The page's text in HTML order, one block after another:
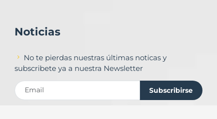
Noticias
No te pierdas nuestras últimas noticas y
subscribete ya a nuestra Newsletter
Subscribirse